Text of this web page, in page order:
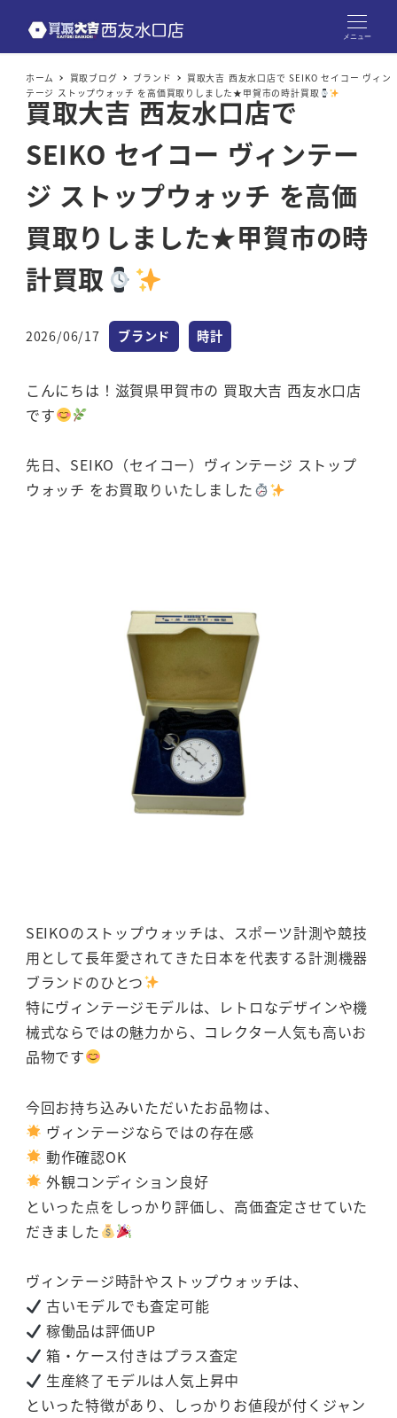
メニュー
ホーム 買取ブログ ブランド
買取大吉 西友水口店で SEIKO セイコー ヴィン
テージ ストップウォッチ を高価買取りしました★甲賀市の時計買取
買取大吉 西友水口店で
SEIKO セイコー ヴィンテー
ジ ストップウォッチ を高価
買取りしました★甲賀市の時
計買取
投稿日
2026/06/17 カテゴリー
ブランド カテゴリー
時計
こんにちは！滋賀県甲賀市の 買取大吉 西友水口店
です
先日、SEIKO（セイコー）ヴィンテージ ストップ
ウォッチ をお買取りいたしました
SEIKOのストップウォッチは、スポーツ計測や競技
用として長年愛されてきた日本を代表する計測機器
ブランドのひとつ
特にヴィンテージモデルは、レトロなデザインや機
械式ならではの魅力から、コレクター人気も高いお
品物です
今回お持ち込みいただいたお品物は、
ヴィンテージならではの存在感
動作確認OK
外観コンディション良好
といった点をしっかり評価し、高価査定させていた
だきました
ヴィンテージ時計やストップウォッチは、
古いモデルでも査定可能
稼働品は評価UP
箱・ケース付きはプラス査定
生産終了モデルは人気上昇中
といった特徴があり、しっかりお値段が付くジャン